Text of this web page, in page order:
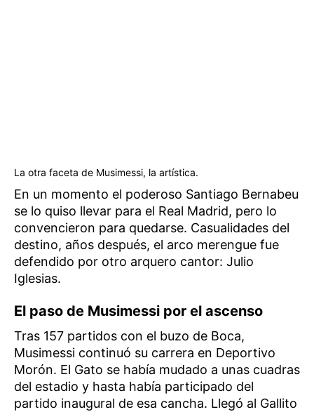
La otra faceta de Musimessi, la artística.
En un momento el poderoso Santiago Bernabeu
se lo quiso llevar para el Real Madrid, pero lo
convencieron para quedarse. Casualidades del
destino, años después, el arco merengue fue
defendido por otro arquero cantor: Julio
Iglesias.
El paso de Musimessi por el ascenso
Tras 157 partidos con el buzo de Boca,
Musimessi continuó su carrera en Deportivo
Morón. El Gato se había mudado a unas cuadras
del estadio y hasta había participado del
partido inaugural de esa cancha. Llegó al Gallito